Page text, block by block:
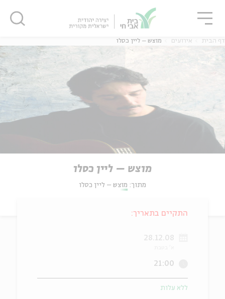
דף הבית אירועים מוצש – ליין כסלו
מוצש – ליין כסלו
מתוך: מוצש – ליין כסלו
התקיים בתאריך:
28.12.08
21:00
ללא עלות
סגור